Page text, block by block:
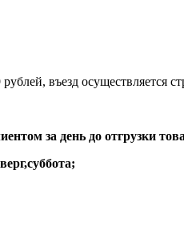
въезд осуществляется
за день до отгрузки